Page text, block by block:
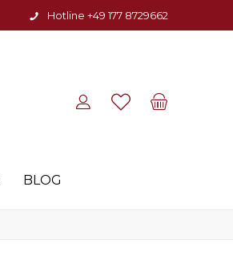
Hotline +49 177 8729662
BLOG